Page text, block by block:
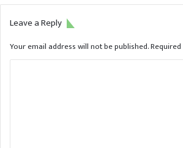
Leave a Reply
Your email address will not be published.